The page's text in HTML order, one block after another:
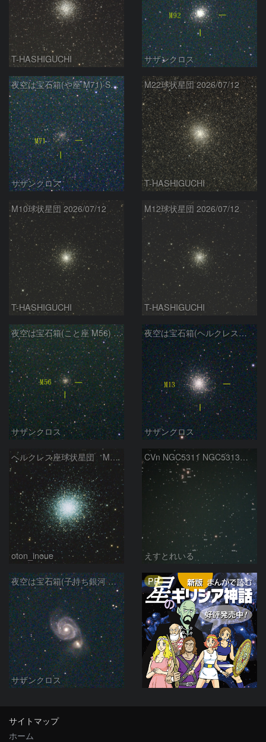
T-HASHIGUCHI サザンクロス
夜空は宝石箱(や座 M71) Seestar50
サザンクロス
M22球状星団 2026/07/12
T-HASHIGUCHI
M10球状星団 2026/07/12
T-HASHIGUCHI
M12球状星団 2026/07/12
T-HASHIGUCHI
夜空は宝石箱(こと座 M56) Seestar50
サザンクロス
夜空は宝石箱(ヘルクレス座 M13) Seestar50
サザンクロス
ヘルクレス座球状星団 M１３（RGB合成）
oton_inoue
CVn NGC5311 NGC5313付近
えすとれいる
夜空は宝石箱(子持ち銀河 M51) Seestar50
サザンクロス
PR
サイトマップ
ホーム